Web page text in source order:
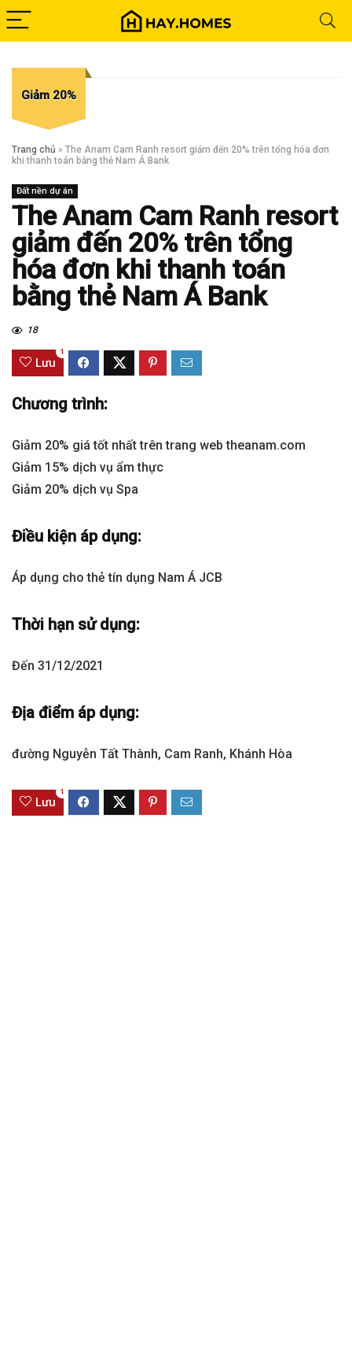
Giảm 20%
Trang chủ » The Anam Cam Ranh resort giảm đến 20% trên tổng hóa đơn
khi thanh toán bằng thẻ Nam Á Bank
Đất nền dự án
The Anam Cam Ranh resort
giảm đến 20% trên tổng
hóa đơn khi thanh toán
bằng thẻ Nam Á Bank
18
Lưu
1
Chương trình:
Giảm 20% giá tốt nhất trên trang web theanam.com
Giảm 15% dịch vụ ẩm thực
Giảm 20% dịch vụ Spa
Điều kiện áp dụng:
Áp dụng cho thẻ tín dụng Nam Á JCB
Thời hạn sử dụng:
Đến 31/12/2021
Địa điểm áp dụng:
đường Nguyễn Tất Thành, Cam Ranh, Khánh Hòa
Lưu
1